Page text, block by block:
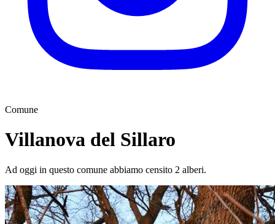
Comune
Villanova del Sillaro
Ad oggi in questo comune abbiamo censito 2 alberi.